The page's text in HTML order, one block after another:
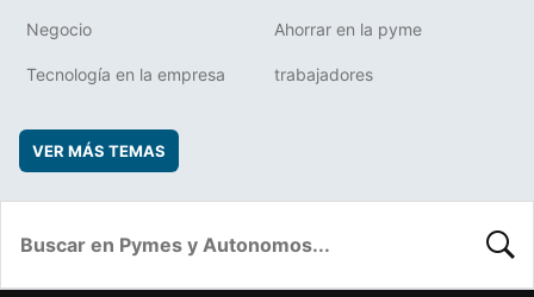
Negocio Ahorrar en la pyme
Tecnología en la empresa trabajadores
VER MÁS TEMAS